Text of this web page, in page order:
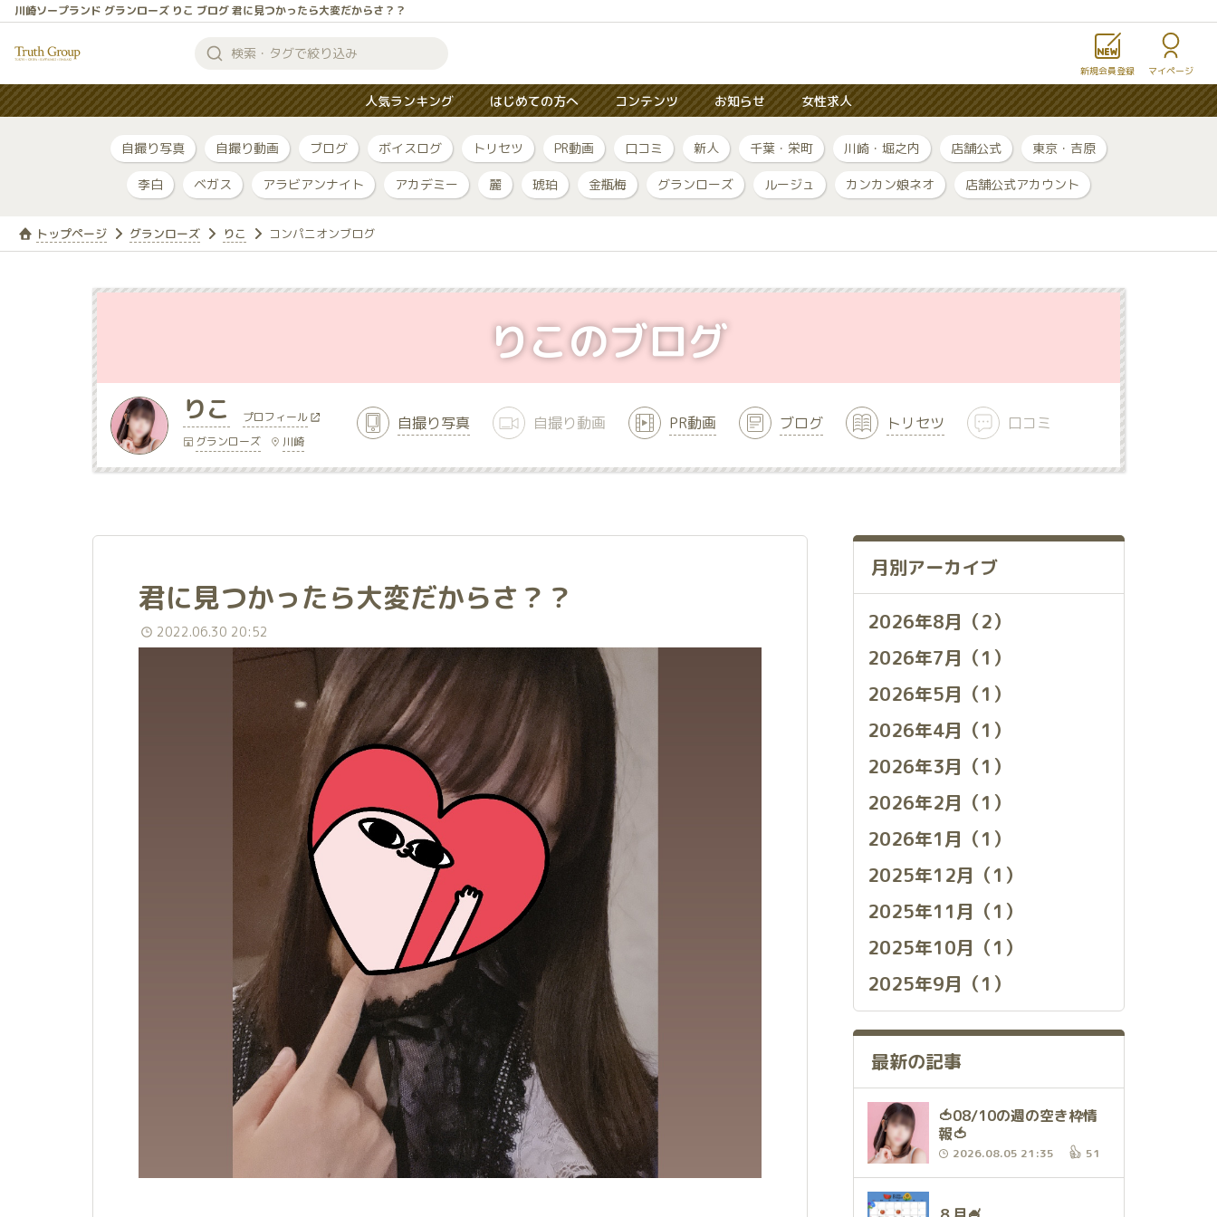
川崎ソープランド グランローズ りこ ブログ 君に見つかったら大変だからさ？？
索
す
る
新規会員登録 マイページ
人気ランキング はじめての方へ コンテンツ お知らせ 女性求人
自撮り写真 自撮り動画 ブログ ボイスログ トリセツ PR動画 口コミ 新人 千葉・栄町 川崎・堀之内 店舗公式 東京・吉原
李白 ベガス アラビアンナイト アカデミー 麗 琥珀 金瓶梅 グランローズ ルージュ カンカン娘ネオ 店舗公式アカウント
トップページ グランローズ りこ コンパニオンブログ
りこ
プロフィール
グランローズ
川崎
自撮り写真 自撮り動画 PR動画 ブログ トリセツ 口コミ
りこのブログ
君に見つかったら大変だからさ？？
2022.06.30 20:52
月別アーカイブ
2026年8月（2）
2026年7月（1）
2026年5月（1）
2026年4月（1）
2026年3月（1）
2026年2月（1）
2026年1月（1）
2025年12月（1）
2025年11月（1）
2025年10月（1）
2025年9月（1）
最新の記事
🍅08/10の週の空き枠情
報🍅
2026.08.05 21:35 51